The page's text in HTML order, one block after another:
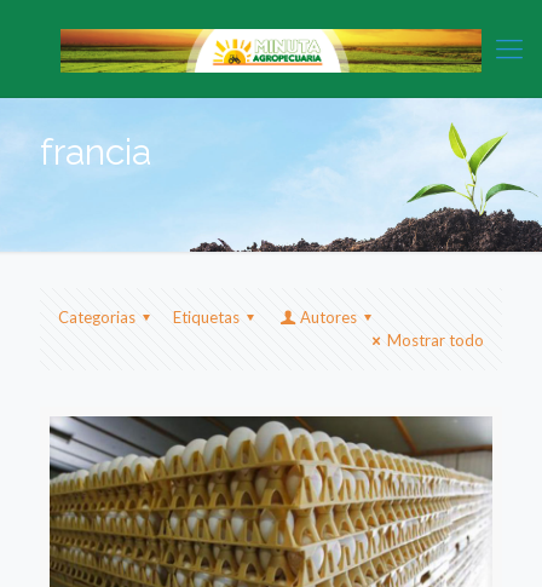
francia
Categorias Etiquetas
Autores
Mostrar todo